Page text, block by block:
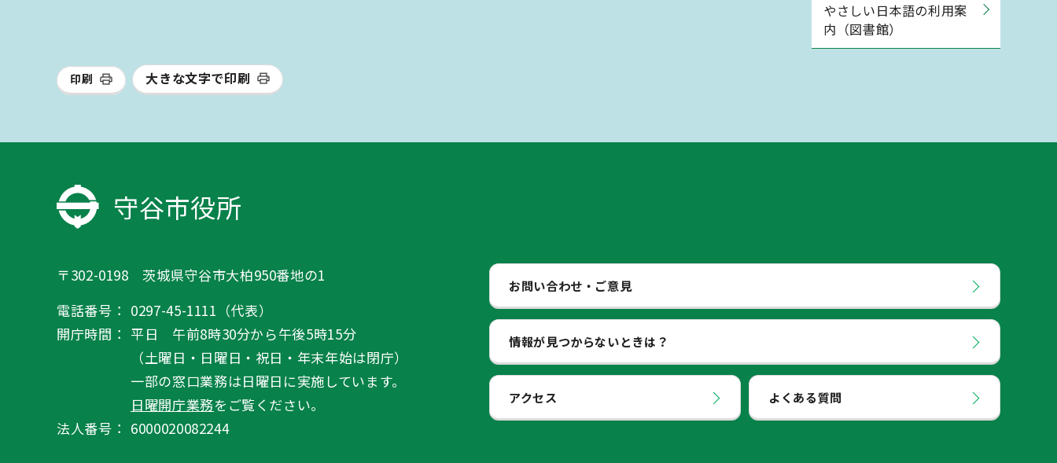
やさしい日本語の利用案
内（図書館）
印刷 大きな文字で印刷
守谷市役所
〒302-0198 茨城県守谷市大柏950番地の1
電話番号： 0297-45-1111（代表）
開庁時間： 平日 午前8時30分から午後5時15分
（土曜日・日曜日・祝日・年末年始は閉庁）
一部の窓口業務は日曜日に実施しています。
日曜開庁業務をご覧ください。
法人番号： 6000020082244
お問い合わせ・ご意見
情報が見つからないときは？
アクセス よくある質問